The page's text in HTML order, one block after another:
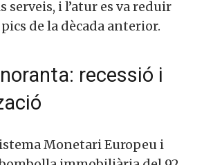
serveis, i l’atur es va reduir
de la dècada anterior.
recessió i
Monetari Europeu i